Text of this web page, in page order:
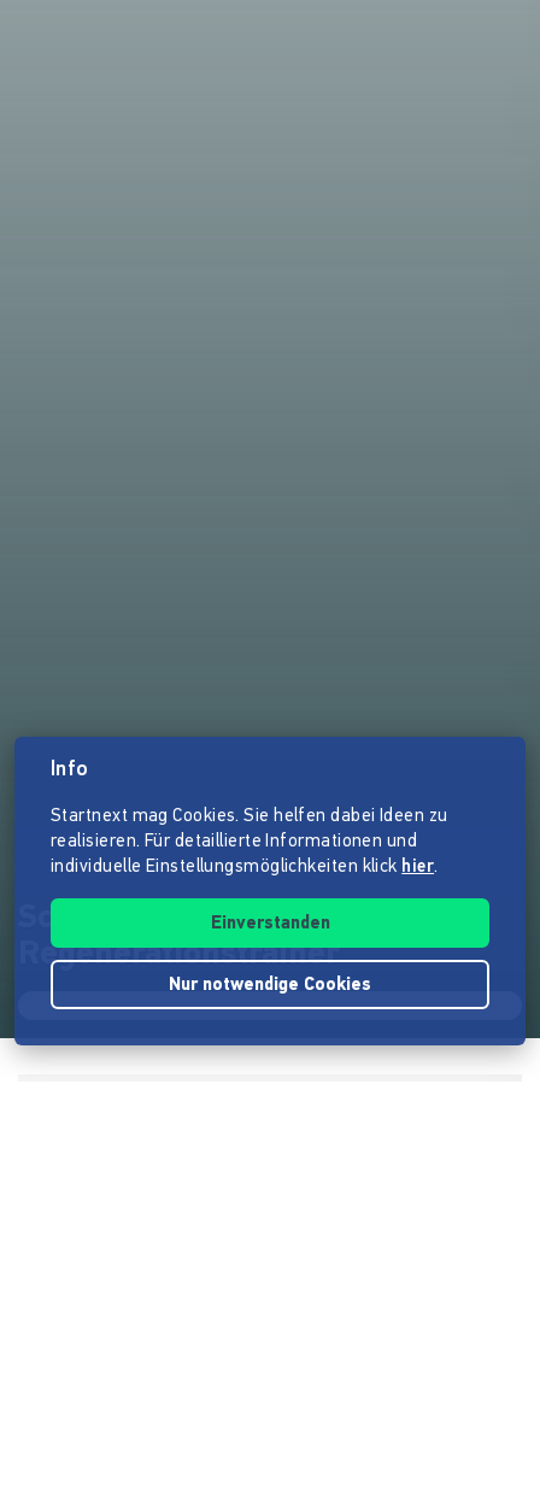
Schafe zählen adé - Schlaf +
Regenerationstrainer
Info
Startnext mag Cookies. Sie helfen dabei Ideen zu
realisieren. Für detaillierte Informationen und
individuelle Einstellungsmöglichkeiten klick hier.
Einverstanden
Nur notwendige Cookies